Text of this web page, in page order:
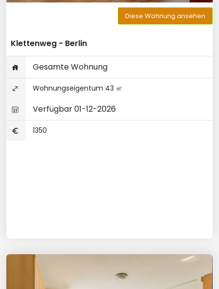
Diese Wohnung ansehen
Klettenweg - Berlin
Gesamte Wohnung
Wohnungseigentum 43 ㎡
Verfügbar 01-12-2026
1350